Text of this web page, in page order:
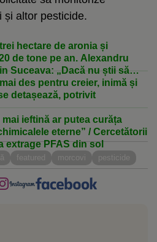
și altor pesticide.
hectare de aronia și
de tone pe an. Alexandru
Suceava: „Dacă nu știi să
des pentru creier, inimă și
detașează, potrivit
ieftină ar putea curăța
eterne” / Cercetătorii
extrage PFAS din sol
featured morcovi pesticide